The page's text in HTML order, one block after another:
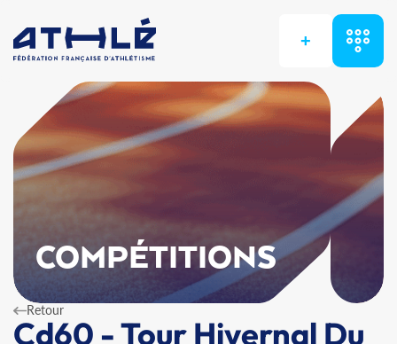
+
COMPÉTITIONS
Retour
Cd60 - Tour Hivernal Du